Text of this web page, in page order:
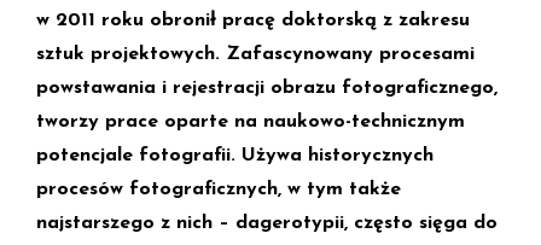
w 2011 roku obronił pracę doktorską z zakresu
sztuk projektowych. Zafascynowany procesami
powstawania i rejestracji obrazu fotograficznego,
tworzy prace oparte na naukowo-technicznym
potencjale fotografii. Używa historycznych
procesów fotograficznych, w tym także
najstarszego z nich – dagerotypii, często sięga do